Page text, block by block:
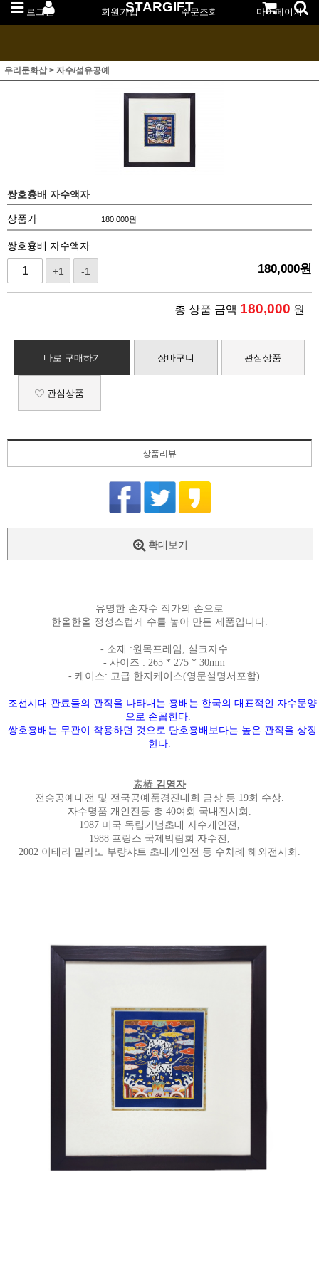
로그인 회원가입 주문조회 마이페이지
STARGIFT
우리문화샵> 자수/섬유공예
쌍호흉배 자수액자
상품가 180,000원
쌍호흉배 자수액자
+1 -1 180,000원
총 상품 금액 180,000 원
바로 구매하기 장바구니 관심상품
관심상품
상품리뷰
확대보기
유명한 손자수 작가의 손으로
한올한올 정성스럽게 수를 놓아 만든 제품입니다.
- 소재 :원목프레임, 실크자수
- 사이즈 : 265 * 275 * 30mm
- 케이스: 고급 한지케이스(영문설명서포함)
조선시대 관료들의 관직을 나타내는 흉배는 한국의 대표적인 자수문양
으로 손꼽힌다.
쌍호흉배는 무관이 착용하던 것으로 단호흉배보다는 높은 관직을 상징
한다.
素椿 김영자
전승공예대전 및 전국공예품경진대회 금상 등 19회 수상.
자수명품 개인전등 총 40여회 국내전시회.
1987 미국 독립기념초대 자수개인전,
1988 프랑스 국제박람회 자수전,
2002 이태리 밀라노 부량샤트 초대개인전 등 수차례 해외전시회.